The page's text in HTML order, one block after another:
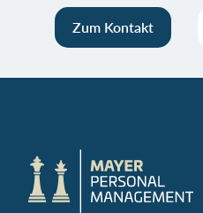
Zum Kontakt